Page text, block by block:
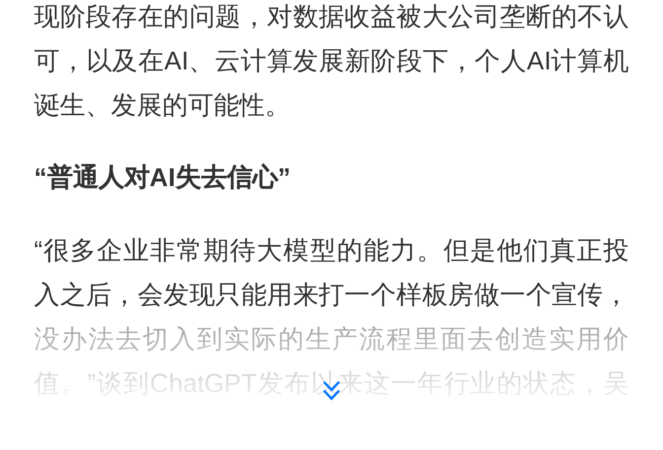
现阶段存在的问题，对数据收益被大公司垄断的不认
可，以及在AI、云计算发展新阶段下，个人AI计算机
诞生、发展的可能性。
“普通人对AI失去信心”
“很多企业非常期待大模型的能力。但是他们真正投
入之后，会发现只能用来打一个样板房做一个宣传，
没办法去切入到实际的生产流程里面去创造实用价
值。”谈到ChatGPT发布以来这一年行业的状态，吴